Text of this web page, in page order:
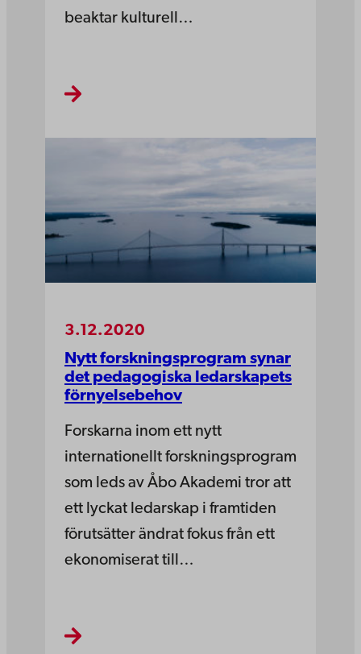
beaktar kulturell…
3.12.2020
Nytt forskningsprogram synar
det pedagogiska ledarskapets
förnyelsebehov
Forskarna inom ett nytt
internationellt forskningsprogram
som leds av Åbo Akademi tror att
ett lyckat ledarskap i framtiden
förutsätter ändrat fokus från ett
ekonomiserat till…